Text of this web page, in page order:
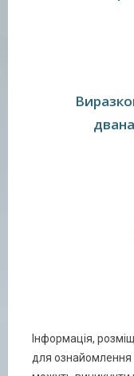
Інформація,
для ознайомлення